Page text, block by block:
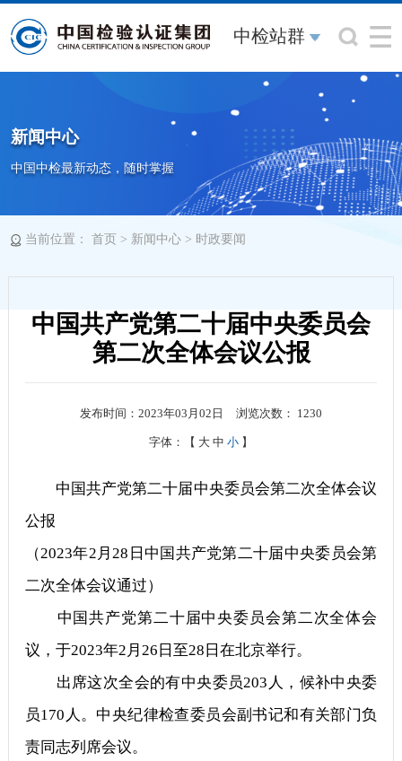
中检站群
新闻中心
中国中检最新动态，随时掌握
当前位置： 首页> 新闻中心> 时政要闻
中国共产党第二十届中央委员会
第二次全体会议公报
发布时间：2023年03月02日 浏览次数： 1230
字体：【 大 中 小 】
中国共产党第二十届中央委员会第二次全体会议
公报
（2023年2月28日中国共产党第二十届中央委员会第
二次全体会议通过）
中国共产党第二十届中央委员会第二次全体会
议，于2023年2月26日至28日在北京举行。
出席这次全会的有中央委员203人，候补中央委
员170人。中央纪律检查委员会副书记和有关部门负
责同志列席会议。